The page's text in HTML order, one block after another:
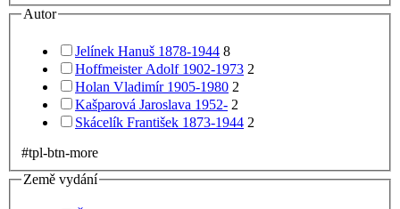
Autor
Jelínek Hanuš 1878-1944 8
Hoffmeister Adolf 1902-1973 2
Holan Vladimír 1905-1980 2
Kašparová Jaroslava 1952- 2
Skácelík František 1873-1944 2
#tpl-btn-more
Země vydání